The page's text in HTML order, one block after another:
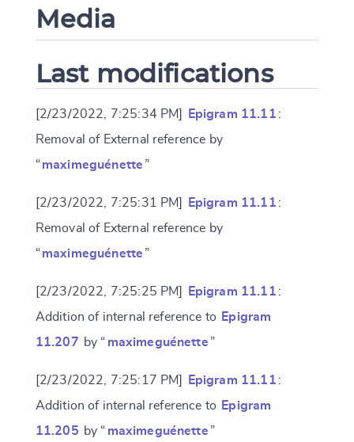
Media
Last modifications
[2/23/2022, 7:25:34 PM] Epigram 11.11 :
Removal of External reference by
“maximeguénette ”
[2/23/2022, 7:25:31 PM] Epigram 11.11 :
Removal of External reference by
“maximeguénette ”
[2/23/2022, 7:25:25 PM] Epigram 11.11 :
Addition of internal reference to
Epigram
11.207 by “ maximeguénette ”
[2/23/2022, 7:25:17 PM] Epigram 11.11 :
Addition of internal reference to
Epigram
11.205 by “ maximeguénette ”